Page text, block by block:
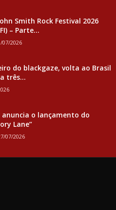
Smith Rock Festival 2026
– Parte...
07/2026
do blackgaze, volta ao Brasil
três...
anuncia o lançamento do
Lane”
07/2026